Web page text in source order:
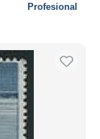
Profesional